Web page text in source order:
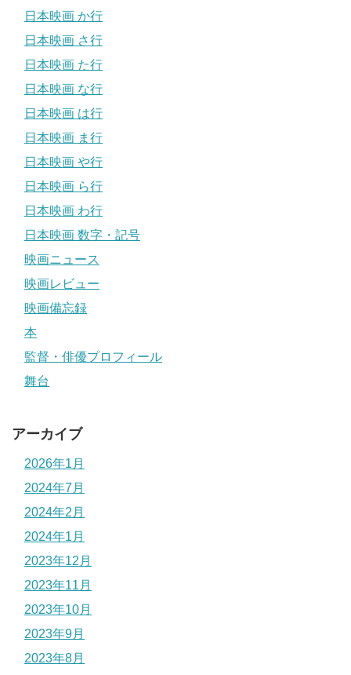
日本映画 か行
日本映画 さ行
日本映画 た行
日本映画 な行
日本映画 は行
日本映画 ま行
日本映画 や行
日本映画 ら行
日本映画 わ行
日本映画 数字・記号
映画ニュース
映画レビュー
映画備忘録
本
監督・俳優プロフィール
舞台
アーカイブ
2026年1月
2024年7月
2024年2月
2024年1月
2023年12月
2023年11月
2023年10月
2023年9月
2023年8月